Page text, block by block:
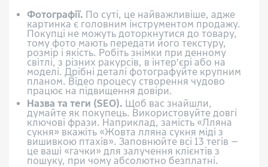
Фотографії. По суті, це найважливіше, адже
картинка є головним інструментом продажу.
Покупці не можуть доторкнутися до товару,
тому фото мають передати його текстуру,
розмір і якість. Робіть знімки при денному
світлі, з різних ракурсів, в інтер’єрі або на
моделі. Дрібні деталі фотографуйте крупним
планом. Відео процесу створення чудово
працює на підвищення довіри.
Назва та теги (SEO). Щоб вас знайшли,
думайте як покупець. Використовуйте довгі
ключові фрази. Наприклад, замість «Лляна
сукня» вкажіть «Жовта лляна сукня міді з
вишивкою птахів». Заповнюйте всі 13 тегів —
це ваші «гачки» для залучення клієнтів з
пошуку, при чому абсолютно безплатні.